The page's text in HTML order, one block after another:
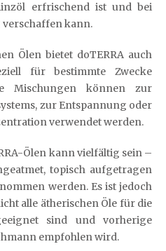
erfrischend ist und bei
kann.
Ölen bietet doTERRA auch
für bestimmte Zwecke
Mischungen können zur
zur Entspannung oder
verwendet werden.
Ölen kann vielfältig sein –
topisch aufgetragen
werden. Es ist jedoch
alle ätherischen Öle für die
sind und vorherige
empfohlen wird.